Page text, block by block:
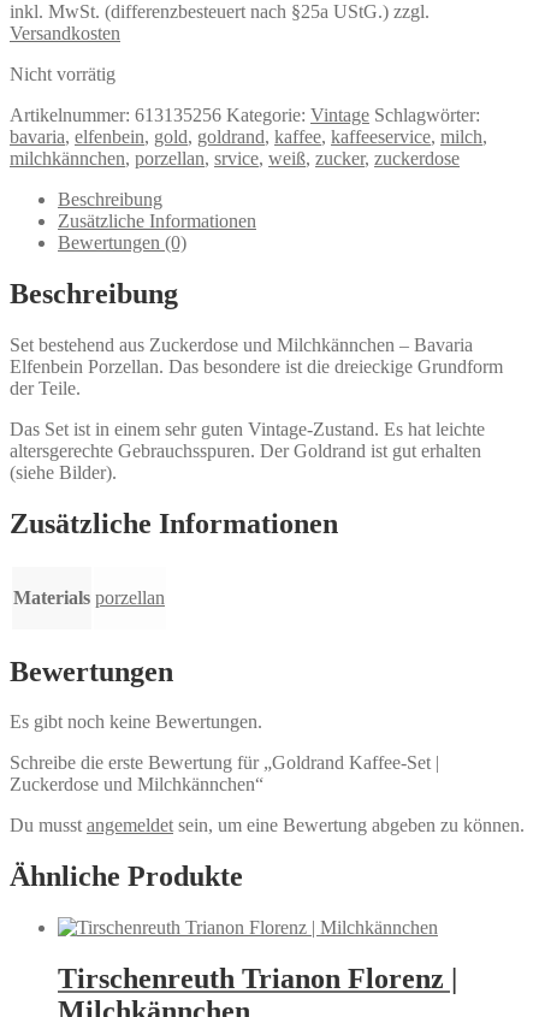
inkl. MwSt. (differenzbesteuert nach §25a UStG.) zzgl.
Versandkosten
Nicht vorrätig
Artikelnummer: 613135256 Kategorie: Vintage Schlagwörter:
bavaria, elfenbein, gold, goldrand, kaffee, kaffeeservice, milch,
milchkännchen, porzellan, srvice, weiß, zucker, zuckerdose
Beschreibung
Zusätzliche Informationen
Bewertungen (0)
Beschreibung
Set bestehend aus Zuckerdose und Milchkännchen – Bavaria
Elfenbein Porzellan. Das besondere ist die dreieckige Grundform
der Teile.
Das Set ist in einem sehr guten Vintage-Zustand. Es hat leichte
altersgerechte Gebrauchsspuren. Der Goldrand ist gut erhalten
(siehe Bilder).
Zusätzliche Informationen
Materials porzellan
Bewertungen
Es gibt noch keine Bewertungen.
Schreibe die erste Bewertung für „Goldrand Kaffee-Set |
Zuckerdose und Milchkännchen“
Du musstangemeldetsein, um eine Bewertung abgeben zu können.
Ähnliche Produkte
Tirschenreuth Trianon Florenz |